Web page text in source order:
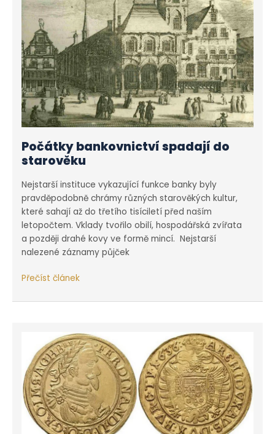
Počátky bankovnictví spadají do
starověku
Nejstarší instituce vykazující funkce banky byly
pravděpodobně chrámy různých starověkých kultur,
které sahají až do třetího tisíciletí před naším
letopočtem. Vklady tvořilo obilí, hospodářská zvířata
a později drahé kovy ve formě mincí. Nejstarší
nalezené záznamy půjček
Počátky
spadají
Přečíst článek